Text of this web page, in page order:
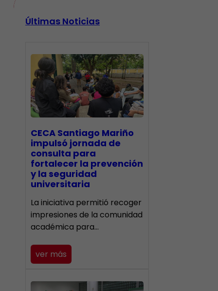
Últimas Noticias
CECA Santiago Mariño
impulsó jornada de
consulta para
fortalecer la prevención
y la seguridad
universitaria
La iniciativa permitió recoger
impresiones de la comunidad
académica para…
ver más